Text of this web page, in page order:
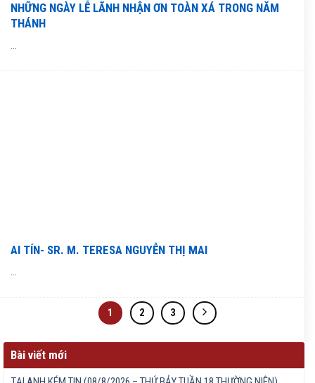
NHỮNG NGÀY LỄ LÃNH NHẬN ƠN TOÀN XÁ TRONG NĂM
THÁNH
AI TÍN- SR. M. TERESA NGUYỄN THỊ MAI
...
1 2 3
Bài viết mới